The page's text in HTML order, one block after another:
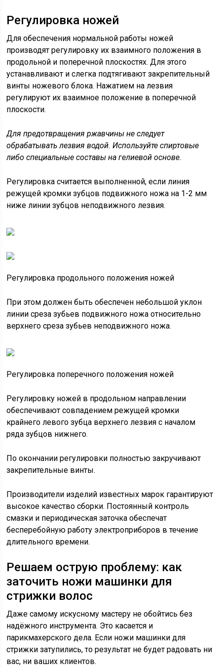
Регулировка ножей
Для обеспечения нормальной работы ножей
производят регулировку их взаимного положения в
продольной и поперечной плоскостях. Для этого
устанавливают и слегка подтягивают закрепительный
винты ножевого блока. Нажатием на лезвия
регулируют их взаимное положение в поперечной
плоскости.
Для предотвращения ржавчины не следует
обрабатывать лезвия водой. Используйте спиртовые
либо специальные составы на гелиевой основе.
Регулировка считается выполненной, если линия
режущей кромки зубцов подвижного ножа на 1-2 мм
ниже линии зубцов неподвижного лезвия.
Регулировка продольного положения ножей
При этом должен быть обеспечен небольшой уклон
линии среза зубьев подвижного ножа относительно
верхнего среза зубьев неподвижного ножа.
Регулировка поперечного положения ножей
Регулировку ножей в продольном направлении
обеспечивают совпадением режущей кромки
крайнего левого зубца верхнего лезвия с началом
ряда зубцов нижнего.
По окончании регулировки полностью закручивают
закрепительные винты.
Производители изделий известных марок гарантируют
высокое качество сборки. Постоянный контроль
смазки и периодическая заточка обеспечат
бесперебойную работу электроприборов в течение
длительного времени.
Решаем острую проблему: как
заточить ножи машинки для
стрижки волос
Даже самому искусному мастеру не обойтись без
надёжного инструмента. Это касается и
парикмахерского дела. Если ножи машинки для
стрижки затупились, то результат не будет радовать ни
вас, ни ваших клиентов.